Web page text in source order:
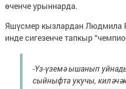
өченче урыннарда.
Яшүсмер кызлардан Людмила
инде сигезенче тапкыр
-Үз-үземә ышанып
сыйныфта укучы,